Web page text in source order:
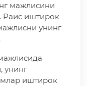
мажлисини
Раис иштирок
унинг
унинг
иштирок